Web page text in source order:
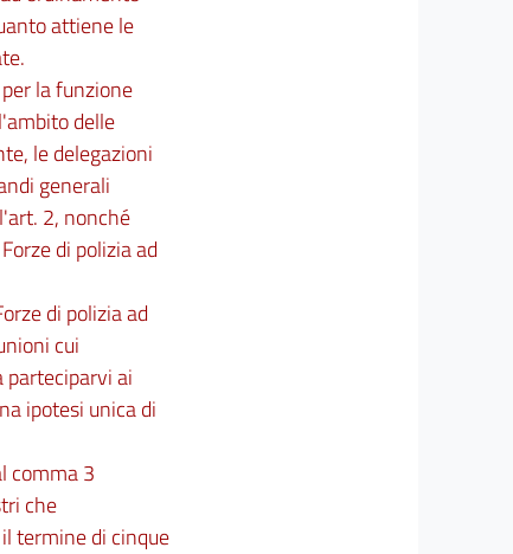
attiene le
la funzione
delle
le delegazioni
generali
2, nonché
di polizia ad
di polizia ad
cui
ai
ipotesi unica di
comma 3
che
termine di cinque